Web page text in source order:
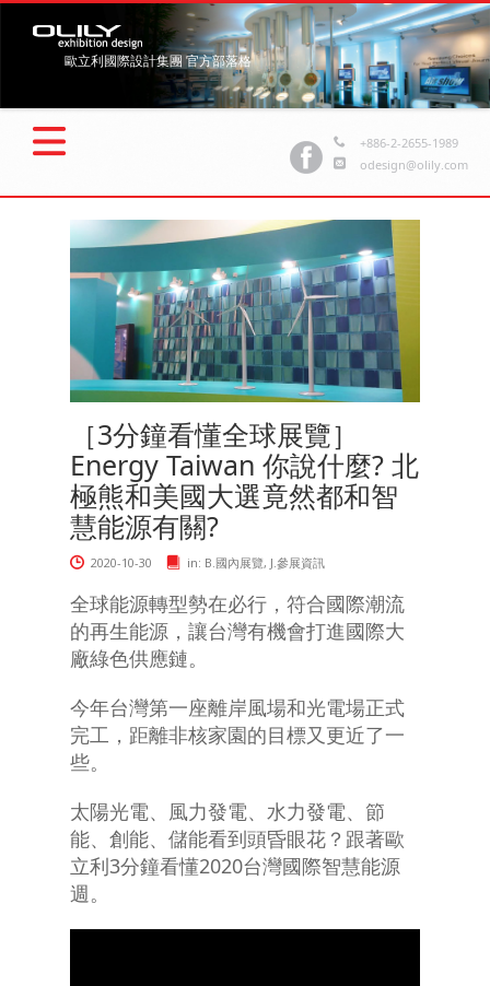
歐立利國際設計集團 官方部落格
+886-2-2655-1989
odesign@olily.com
［3分鐘看懂全球展覽］
Energy Taiwan 你說什麼? 北
極熊和美國大選竟然都和智
慧能源有關?
2020-10-30 in: B.國內展覽, J.參展資訊
全球能源轉型勢在必行，符合國際潮流
的再生能源，讓台灣有機會打進國際大
廠綠色供應鏈。
今年台灣第一座離岸風場和光電場正式
完工，距離非核家園的目標又更近了一
些。
太陽光電、風力發電、水力發電、節
能、創能、儲能看到頭昏眼花？跟著歐
立利3分鐘看懂2020台灣國際智慧能源
週。